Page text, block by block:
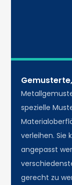
spezielle
verleihen. Sie
angepasst
gerecht zu